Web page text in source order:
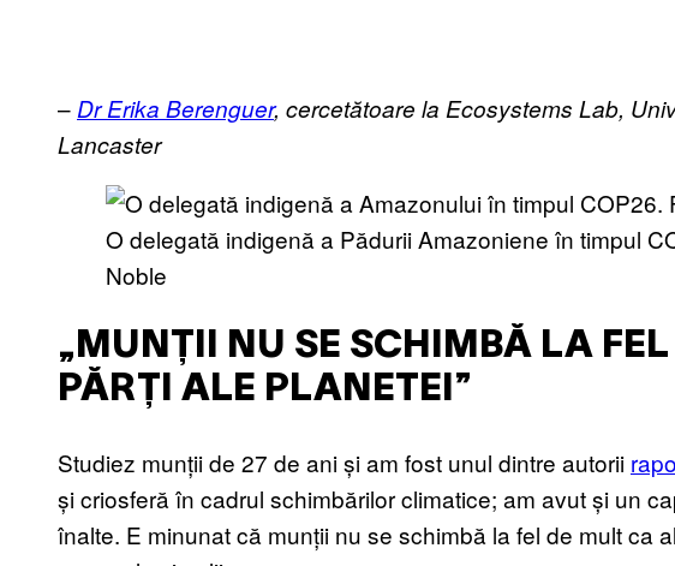
–Dr Erika Berenguer, cercetătoare la Ecosystems Lab,
Lancaster
O delegată indigenă a Pădurii Amazoniene în timpul
Noble
„MUNȚII NU SE SCHIMBĂ LA
PĂRȚI ALE PLANETEI”
Studiez munții de 27 de ani și am fost unul dintre autorii
și criosferă în cadrul schimbărilor climatice; am avut și un
înalte. E minunat că munții nu se schimbă la fel de mult ca